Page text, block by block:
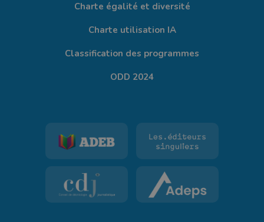
Charte égalité et diversité
Charte utilisation IA
Classification des programmes
ODD 2024